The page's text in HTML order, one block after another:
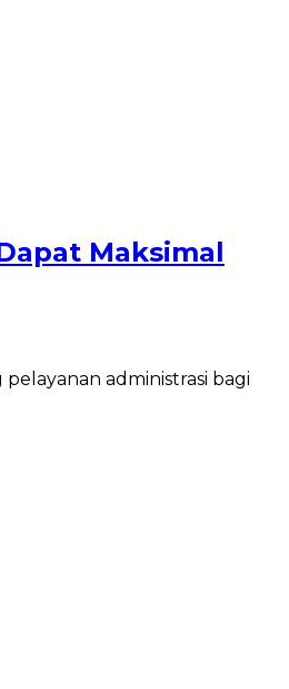
Maksimal
administrasi bagi